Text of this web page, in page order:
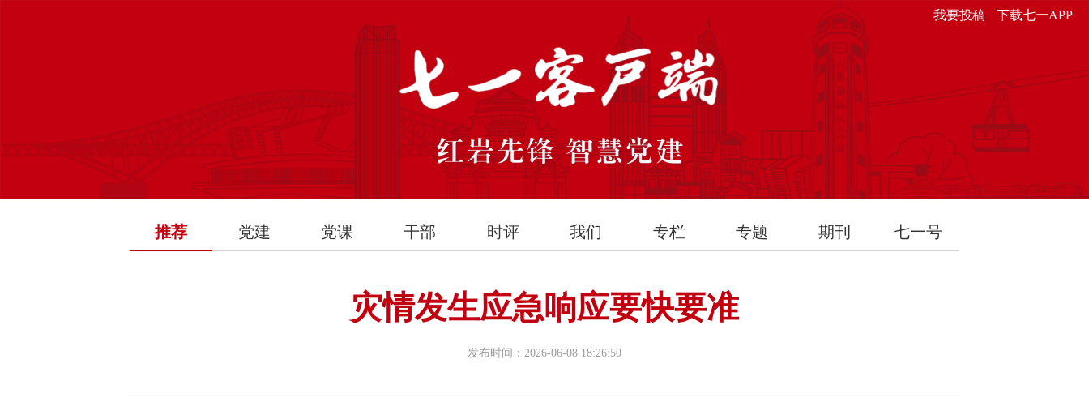
我要投稿 下载七一APP
推荐 党建 党课 干部 时评 我们 专栏 专题 期刊 七一号
灾情发生应急响应要快要准
发布时间：2026-06-08 18:26:50